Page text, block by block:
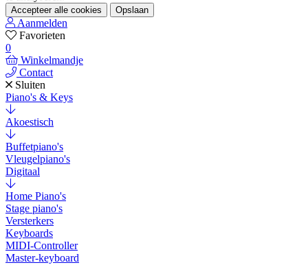
Accepteer alle cookies Opslaan
Aanmelden
Favorieten
0
Winkelmandje
Contact
Sluiten
Piano's & Keys
Akoestisch
Buffetpiano's
Vleugelpiano's
Digitaal
Home Piano's
Stage piano's
Versterkers
Keyboards
MIDI-Controller
Master-keyboard